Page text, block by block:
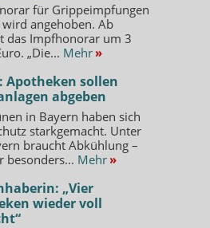
für Grippeimpfungen
angehoben. Ab
das Impfhonorar um 3
„Die... Mehr »
Apotheken sollen
abgeben
in Bayern haben sich
starkgemacht. Unter
braucht Abkühlung –
besonders... Mehr »
„Vier
wieder voll